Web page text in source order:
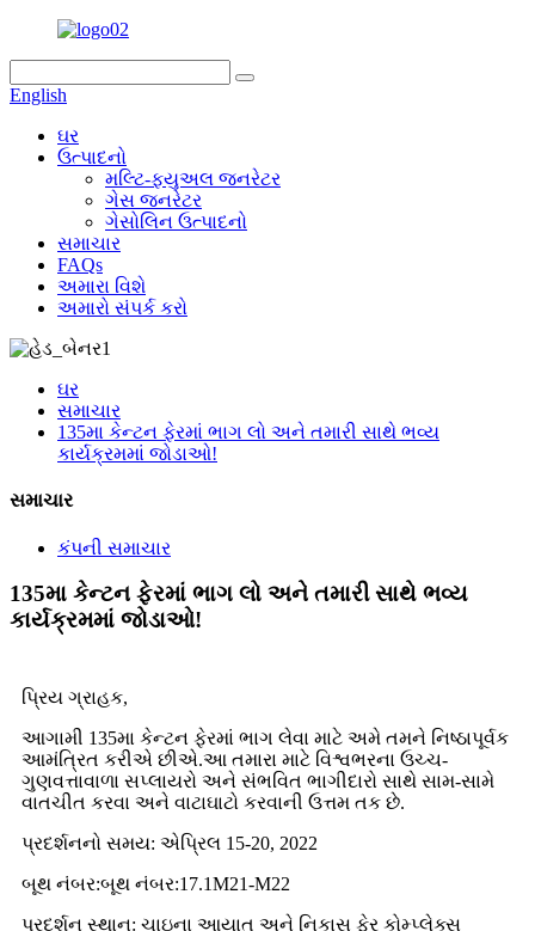
English
ઘર
ઉત્પાદનો
મલ્ટિ-ફ્યુઅલ જનરેટર
ગેસ જનરેટર
ગેસોલિન ઉત્પાદનો
સમાચાર
FAQs
અમારા વિશે
અમારો સંપર્ક કરો
ઘર
સમાચાર
135મા કેન્ટન ફેરમાં ભાગ લો અને તમારી સાથે ભવ્ય
કાર્યક્રમમાં જોડાઓ!
સમાચાર
કંપની સમાચાર
135મા કેન્ટન ફેરમાં ભાગ લો અને તમારી સાથે ભવ્ય
કાર્યક્રમમાં જોડાઓ!
પ્રિય ગ્રાહક,
આગામી 135મા કેન્ટન ફેરમાં ભાગ લેવા માટે અમે તમને નિષ્ઠાપૂર્વક
આમંત્રિત કરીએ છીએ.આ તમારા માટે વિશ્વભરના ઉચ્ચ-
ગુણવત્તાવાળા સપ્લાયરો અને સંભવિત ભાગીદારો સાથે સામ-સામે
વાતચીત કરવા અને વાટાઘાટો કરવાની ઉત્તમ તક છે.
પ્રદર્શનનો સમય: એપ્રિલ 15-20, 2022
બૂથ નંબર:બૂથ નંબર:17.1M21-M22
પ્રદર્શન સ્થાન: ચાઇના આયાત અને નિકાસ ફેર કોમ્પ્લેક્સ